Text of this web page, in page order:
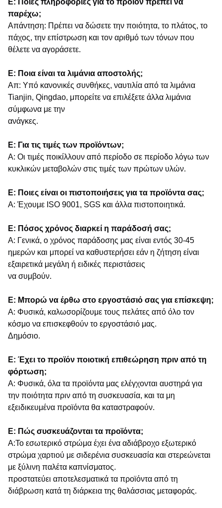
παρέχω;
Απάντηση: Πρέπει να δώσετε την ποιότητα, το πλάτος, το
πάχος, την επίστρωση και τον αριθμό των τόνων που
θέλετε να αγοράσετε.
Ε: Ποια είναι τα λιμάνια αποστολής;
Απ: Υπό κανονικές συνθήκες, ναυτιλία από τα λιμάνια
Tianjin, Qingdao, μπορείτε να επιλέξετε άλλα λιμάνια
σύμφωνα με την
ανάγκες.
Ε: Για τις τιμές των προϊόντων;
Α: Οι τιμές ποικίλλουν από περίοδο σε περίοδο λόγω των
κυκλικών μεταβολών στις τιμές των πρώτων υλών.
Ε: Ποιες είναι οι πιστοποιήσεις για τα προϊόντα σας;
Α: Έχουμε ISO 9001, SGS και άλλα πιστοποιητικά.
Ε: Πόσος χρόνος διαρκεί η παράδοσή σας;
Α: Γενικά, ο χρόνος παράδοσης μας είναι εντός 30-45
ημερών και μπορεί να καθυστερήσει εάν η ζήτηση είναι
εξαιρετικά μεγάλη ή ειδικές περιστάσεις
να συμβούν.
Ε: Μπορώ να έρθω στο εργοστάσιό σας για επίσκεψη;
Α: Φυσικά, καλωσορίζουμε τους πελάτες από όλο τον
κόσμο να επισκεφθούν το εργοστάσιό μας.
Δημόσιο.
Ε: Έχει το προϊόν ποιοτική επιθεώρηση πριν από τη
φόρτωση;
Α: Φυσικά, όλα τα προϊόντα μας ελέγχονται αυστηρά για
την ποιότητα πριν από τη συσκευασία, και τα μη
εξειδικευμένα προϊόντα θα καταστραφούν.
Ε: Πώς συσκευάζονται τα προϊόντα;
Α:Το εσωτερικό στρώμα έχει ένα αδιάβροχο εξωτερικό
στρώμα χαρτιού με σιδερένια συσκευασία και στερεώνεται
με ξύλινη παλέτα καπνίσματος.
προστατεύει αποτελεσματικά τα προϊόντα από τη
διάβρωση κατά τη διάρκεια της θαλάσσιας μεταφοράς.